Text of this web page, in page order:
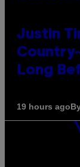
Justin
Long
19 hours ago